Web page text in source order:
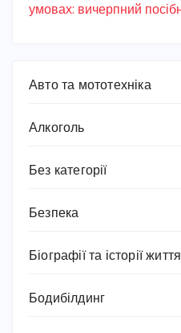
умовах: вичерпний
Авто та мототехніка
Алкоголь
Без категорії
Безпека
Біографії та історії життя
Бодибілдинг